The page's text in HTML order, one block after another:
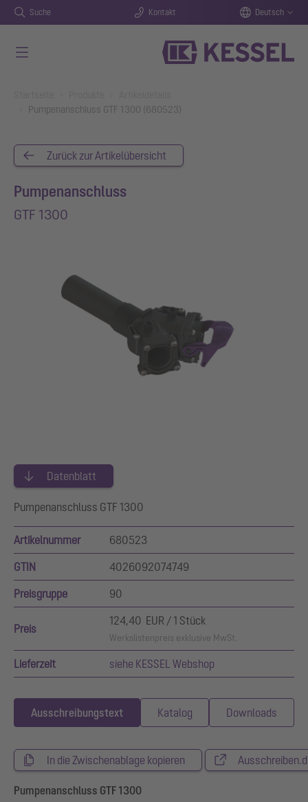
Suche Kontakt Deutsch
Pumpenanschluss GTF 1300 (680523)
Zurück zur Artikelübersicht
Pumpenanschluss
GTF 1300
Datenblatt
Pumpenanschluss GTF 1300
Artikelnummer 680523
GTIN 4026092074749
Preisgruppe 90
Preis
124,40 EUR / 1 Stück
Werkslistenpreis exklusive MwSt.
Lieferzeit siehe KESSEL Webshop
Ausschreibungstext Katalog Downloads
In die Zwischenablage kopieren
Pumpenanschluss GTF 1300